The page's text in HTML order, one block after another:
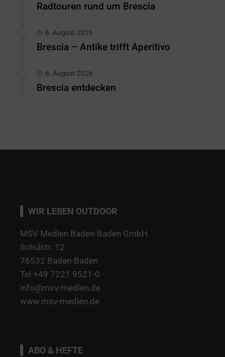
Radtouren rund um Brescia
6. August 2026
Brescia – Antike trifft Aperitivo
6. August 2026
Brescia entdecken
WIR LEBEN OUTDOOR
MSV Medien Baden-Baden GmbH
Schulstr. 12
76532 Baden-Baden
Tel +49 7221 9521-0
info@msv-medien.de
www.msv-medien.de
ABO & HEFTE